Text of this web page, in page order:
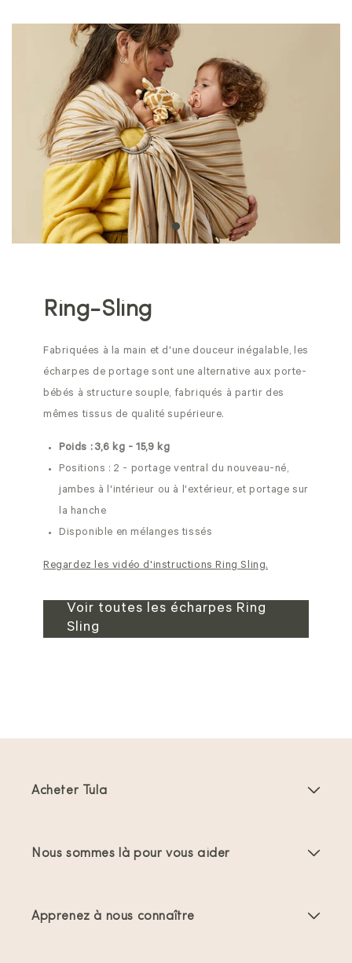
Ring-Sling
Fabriquées à la main et d'une douceur inégalable, les
écharpes de portage sont une alternative aux porte-
bébés à structure souple, fabriqués à partir des
mêmes tissus de qualité supérieure.
Poids : 3,6 kg - 15,9 kg
Positions : 2 - portage ventral du nouveau-né,
jambes à l'intérieur ou à l'extérieur, et portage sur
la hanche
Disponible en mélanges tissés
Regardez les vidéo d'instructions Ring Sling.
Voir toutes les écharpes Ring
Sling
Acheter Tula
Nous sommes là pour vous aider
Apprenez à nous connaître